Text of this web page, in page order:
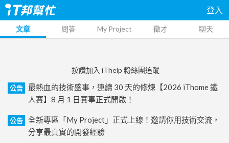
登入
文章 問答 My Project 徵才 聊天
按讚加入 iThelp 粉絲團追蹤
公告
最熱血的技術盛事，連續 30 天的修煉【2026 iThome 鐵
人賽】8 月 1 日賽事正式開啟！
公告
全新專區「My Project」正式上線！邀請你用技術交流，
分享最真實的開發經驗